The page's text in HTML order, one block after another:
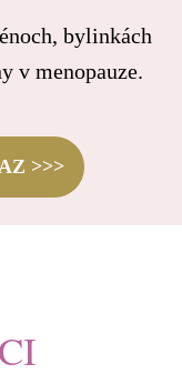
bylinkách
v menopauze.
>>>